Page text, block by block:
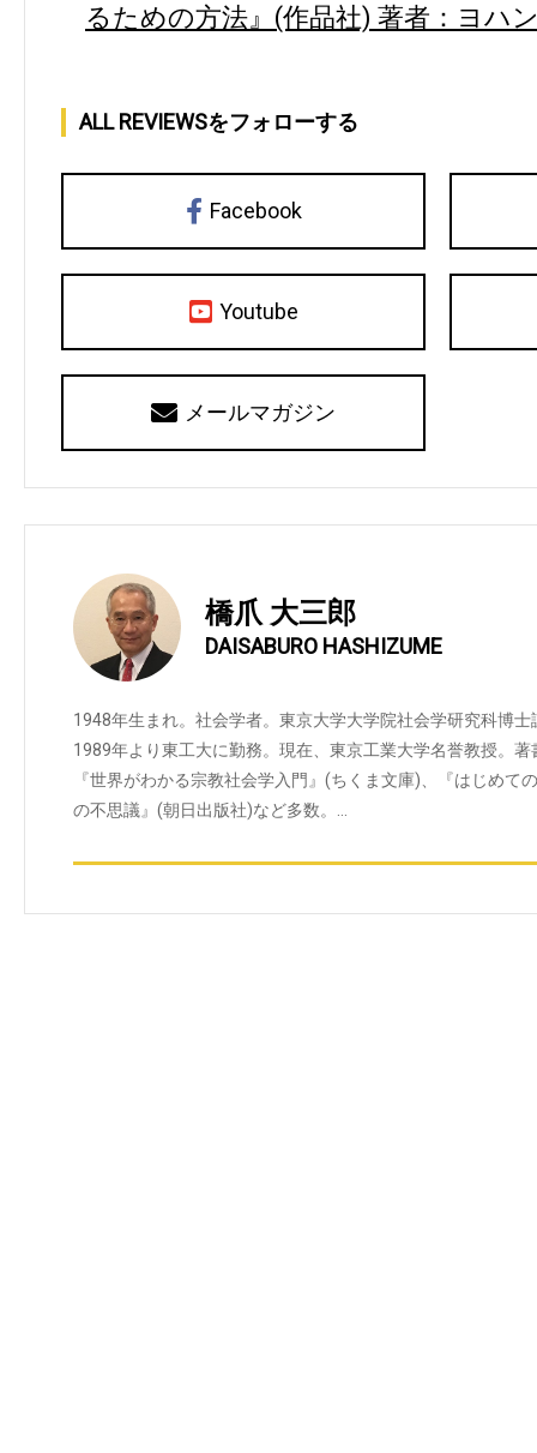
るための方法』(作品社) 著者：ヨハ
ALL REVIEWSをフォローする
Facebook
Youtube
メールマガジン
橋爪 大三郎
DAISABURO HASHIZUME
1948年生まれ。社会学者。東京大学大学院社会学研究科博
1989年より東工大に勤務。現在、東京工業大学名誉教授。
『世界がわかる宗教社会学入門』(ちくま文庫)、『はじめて
の不思議』(朝日出版社)など多数。…